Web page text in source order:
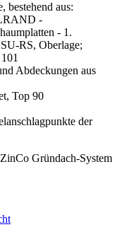
bestehend aus:
-
- 1.
RS, Oberlage;
Abdeckungen aus
Top 90
der
Gründach-System